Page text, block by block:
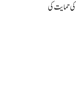
حمایت کی